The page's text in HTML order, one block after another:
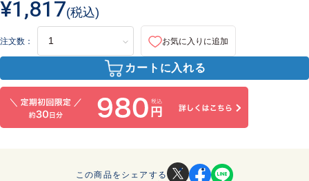
¥1,817(税込)
注文数： お気に入りに追加
カートに入れる
この商品をシェアする